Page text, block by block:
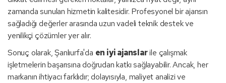
zamanda sunulan hizmetin kalitesidir. Profesyonel bir ajansın
sağladığı değerler arasında uzun vadeli teknik destek ve
yenilikçi çözümler yer alır.
Sonuç olarak, Şanlıurfa'da en iyi ajanslarile çalışmak
işletmelerin başarısına doğrudan katkı sağlayabilir. Ancak, her
markanın ihtiyacı farklıdır; dolayısıyla, maliyet analizi ve